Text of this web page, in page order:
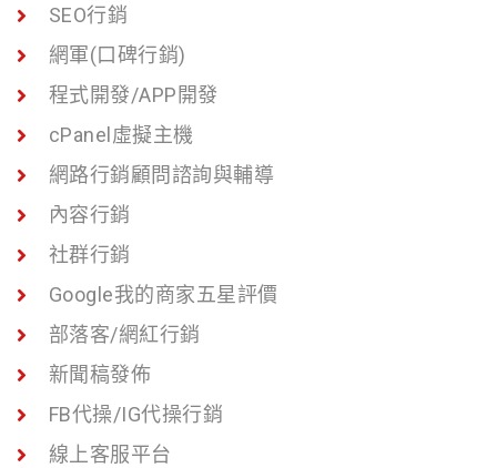
SEO行銷
網軍(口碑行銷)
程式開發/APP開發
cPanel虛擬主機
網路行銷顧問諮詢與輔導
內容行銷
社群行銷
Google我的商家五星評價
部落客/網紅行銷
新聞稿發佈
FB代操/IG代操行銷
線上客服平台